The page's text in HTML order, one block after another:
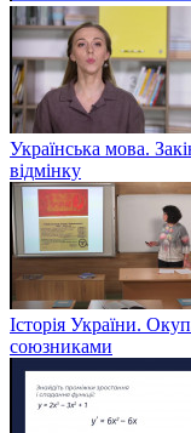
Українська мова.
відмінку
Історія України.
союзниками